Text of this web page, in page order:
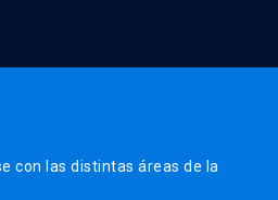
con las distintas áreas de la